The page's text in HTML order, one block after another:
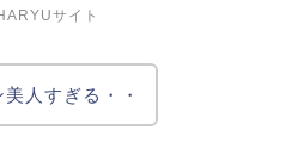
サイト
人すぎる・・